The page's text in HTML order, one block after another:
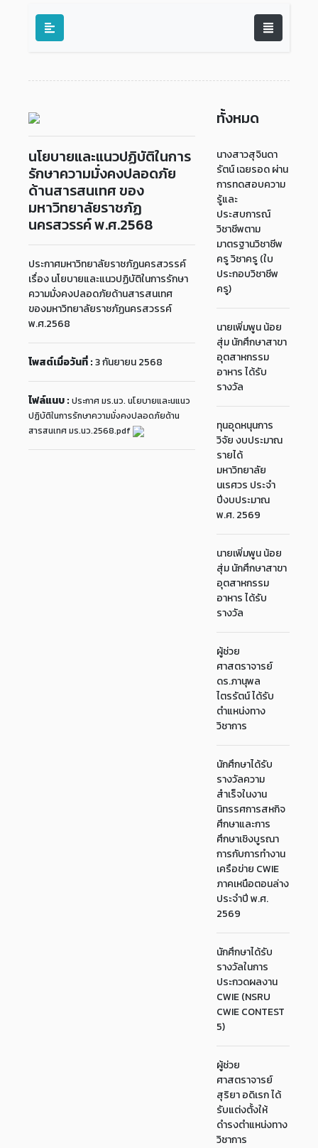
นโยบายและแนวปฏิบัติในการ
รักษาความมั่งคงปลอดภัย
ด้านสารสนเทศ ของ
มหาวิทยาลัยราชภัฏ
นครสวรรค์ พ.ศ.2568
ประกาศมหาวิทยาลัยราชภัฏนครสวรรค์
เรื่อง นโยบายและแนวปฏิบัติในการรักษา
ความมั่งคงปลอดภัยด้านสารสนเทศ
ของมหาวิทยาลัยราชภัฏนครสวรรค์
พ.ศ.2568
โพสต์เมื่อวันที่ :3 กันยายน 2568
ไฟล์แนบ : ประกาศ มร.นว. นโยบายและนแนว
ปฏิบัติในการรักษาความมั่งคงปลอดภัยด้าน
สารสนเทศ มร.นว.2568.pdf
ทั้งหมด
นางสาวสุจินดา
รัตน์ เฉยรอด ผ่าน
การทดสอบความ
รู้และ
ประสบการณ์
วิชาชีพตาม
มาตรฐานวิชาชีพ
ครู วิชาครู (ใบ
ประกอบวิชาชีพ
ครู)
นายเพิ่มพูน น้อย
สุ่ม นักศึกษาสาขา
อุตสาหกรรม
อาหาร ได้รับ
รางวัล
ทุนอุดหนุนการ
วิจัย งบประมาณ
รายได้
มหาวิทยาลัย
นเรศวร ประจำ
ปีงบประมาณ
พ.ศ. 2569
นายเพิ่มพูน น้อย
สุ่ม นักศึกษาสาขา
อุตสาหกรรม
อาหาร ได้รับ
รางวัล
ผู้ช่วย
ศาสตราจารย์
ดร.ภานุพล
ไตรรัตน์ ได้รับ
ตำแหน่งทาง
วิชาการ
นักศึกษาได้รับ
รางวัลความ
สำเร็จในงาน
นิทรรศการสหกิจ
ศึกษาและการ
ศึกษาเชิงบูรณา
การกับการทำงาน
เครือข่าย CWIE
ภาคเหนือตอนล่าง
ประจำปี พ.ศ.
2569
นักศึกษาได้รับ
รางวัลในการ
ประกวดผลงาน
CWIE (NSRU
CWIE CONTEST
5)
ผู้ช่วย
ศาสตราจารย์
สุริยา อดิเรก ได้
รับแต่งตั้งให้
ดำรงตำแหน่งทาง
วิชาการ